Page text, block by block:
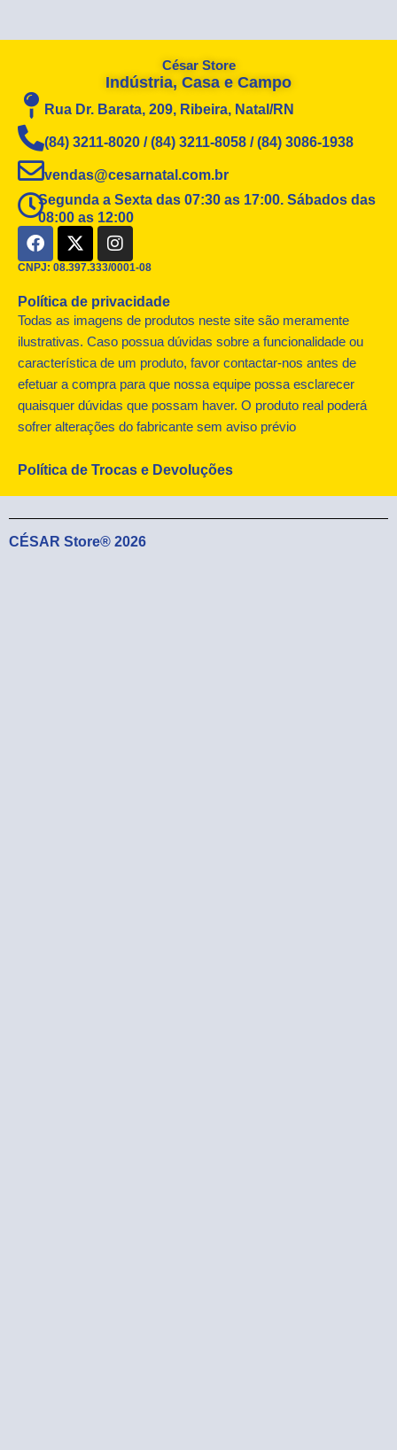
César Store
Indústria, Casa e Campo
Rua Dr. Barata, 209, Ribeira, Natal/RN
(84) 3211-8020 / (84) 3211-8058 / (84) 3086-1938
vendas@cesarnatal.com.br
Segunda a Sexta das 07:30 as 17:00. Sábados das
08:00 as 12:00
F
a
c
b
o
o
k
X
-
t
i
t
t
e
I
n
s
a
g
r
a
CNPJ: 08.397.333/0001-08
Política de privacidade
Todas as imagens de produtos neste site são meramente
ilustrativas. Caso possua dúvidas sobre a funcionalidade ou
característica de um produto, favor contactar-nos antes de
efetuar a compra para que nossa equipe possa esclarecer
quaisquer dúvidas que possam haver. O produto real poderá
sofrer alterações do fabricante sem aviso prévio
Política de Trocas e Devoluções
CÉSAR Store® 2026